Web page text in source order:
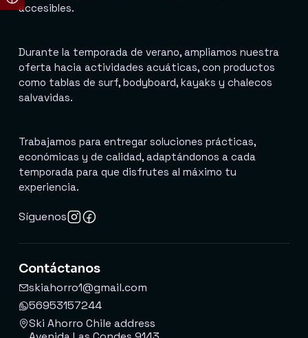
accesibles.
Durante la temporada de verano, ampliamos nuestra
oferta hacia actividades acuáticas, con productos
como tablas de surf, bodyboard, kayaks y chalecos
salvavidas.
Trabajamos para entregar soluciones prácticas,
económicas y de calidad, adaptándonos a cada
temporada para que disfrutes al máximo tu
experiencia.
Síguenos
Contáctanos
skiahorro1@gmail.com
56953157244
Ski Ahorro Chile address